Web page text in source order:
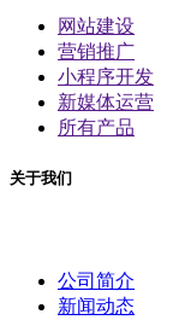
网站建设
营销推广
小程序开发
新媒体运营
所有产品
关于我们
公司简介
新闻动态